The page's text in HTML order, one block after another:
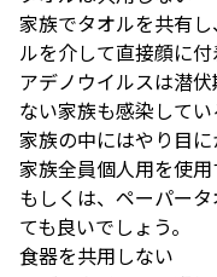
家族でタオルを共有
ルを介して直接顔に付
アデノウイルスは潜
ない家族も感染してい
家族の中にはやり目
家族全員個人用を使用
もしくは、ペーパー
ても良いでしょう。
食器を共用しない